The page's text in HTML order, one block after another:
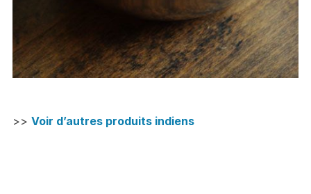
>> Voir d’autres produits indiens